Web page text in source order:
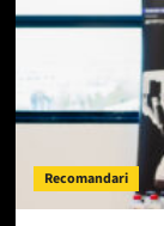
Recomandari